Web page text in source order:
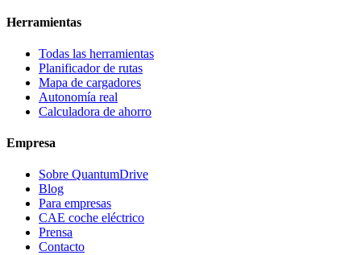
Herramientas
Todas las herramientas
Planificador de rutas
Mapa de cargadores
Autonomía real
Calculadora de ahorro
Empresa
Sobre QuantumDrive
Blog
Para empresas
CAE coche eléctrico
Prensa
Contacto